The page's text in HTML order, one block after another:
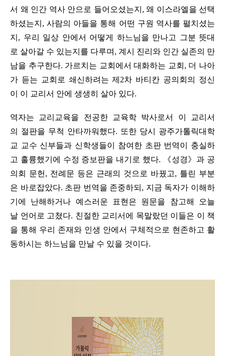
서 왜 인간 역사 안으로 들어오셨는지, 왜 이스라엘을 선택
하셨는지, 사람의 아들을 통해 어떤 구원 역사를 펼치셨는
지, 우리 일상 안에서 어떻게 하느님을 만나고 그분 뜻대
로 살아갈 수 있는지를 다루며, 계시 진리와 인간 실존의 만
남을 추구한다. 가르치는 교회에서 대화하는 교회, 더 나아
가 듣는 교회로 쇄신하려는 제2차 바티칸 공의회의 정신
이 이 교리서 안에 생생히 살아 있다.
역자는 교리교육을 전공한 교육학 박사로서 이 교리서
의 절판을 무척 안타까워했다. 또한 당시 광주가톨릭대학
교 교수 신부들과 신학생들이 참여한 초판 번역이 충실하
고 훌륭했기에 수정 증보판을 내기로 했다. 《성경》과 공
의회 문헌, 전례문 등은 근래의 것으로 바꿨고, 틀린 부분
은 바로잡았다. 초판 번역을 존중하되, 지금 독자가 이해하
기에 난해하거나 예스러운 표현은 원문을 참고해 오늘
날 언어로 고쳤다. 친절한 교리서에 목말랐던 이들은 이 책
을 통해 우리 존재와 인생 안에서 구체적으로 현존하고 활
동하시는 하느님을 만날 수 있을 것이다.